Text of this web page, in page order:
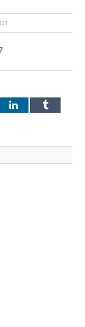
LinkedInTumblr